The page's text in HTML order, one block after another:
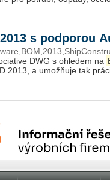
s podporou
DWG s ohledem na
2013, a umožňuje tak